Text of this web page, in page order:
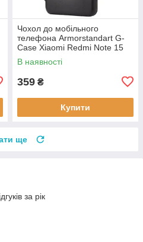
Чохол до мобільного
телефона Armorstandart G-
Case Xiaomi Redmi Note 15
4G Black (ARM89695)
В наявності
359 ₴
Купити
ще
за рік